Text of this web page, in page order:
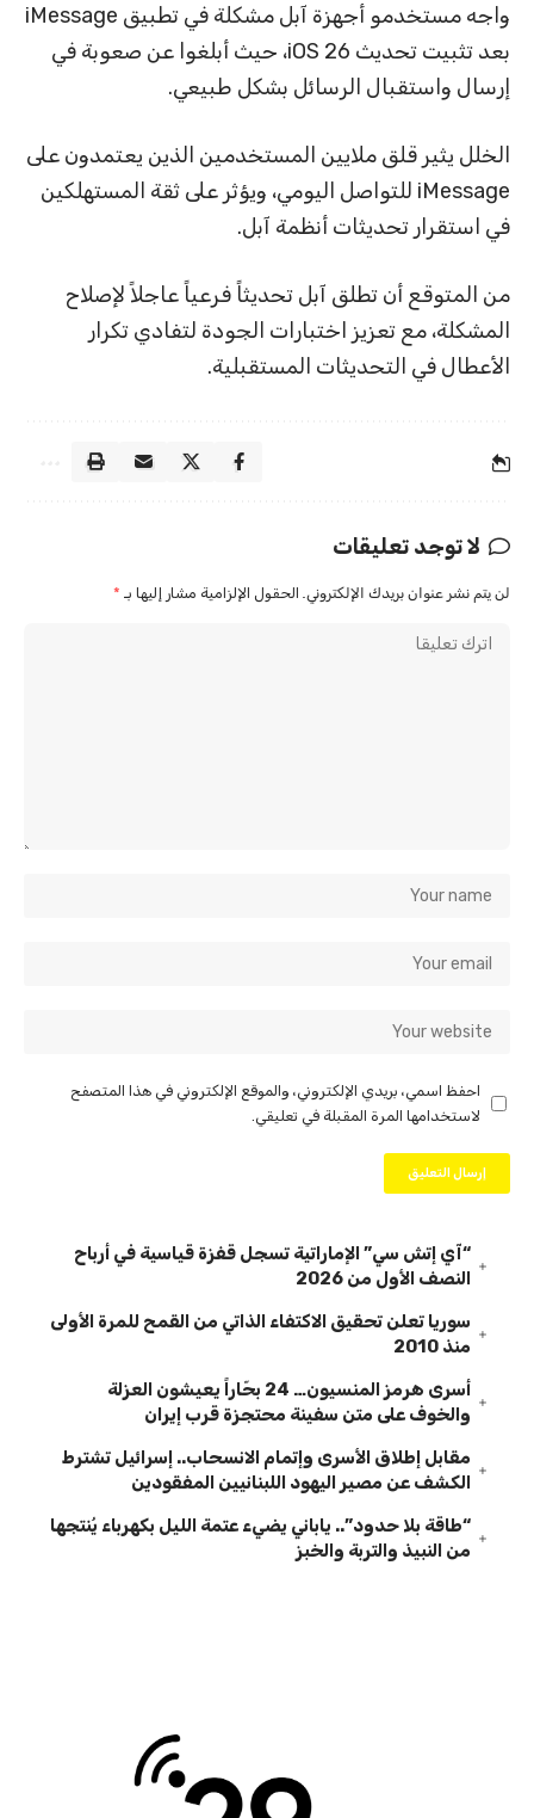
واجه مستخدمو أجهزة آبل مشكلة في تطبيق iMessage
بعد تثبيت تحديث iOS 26، حيث أبلغوا عن صعوبة في
إرسال واستقبال الرسائل بشكل طبيعي.
الخلل يثير قلق ملايين المستخدمين الذين يعتمدون على
iMessage للتواصل اليومي، ويؤثر على ثقة المستهلكين
في استقرار تحديثات أنظمة آبل.
من المتوقع أن تطلق آبل تحديثاً فرعياً عاجلاً لإصلاح
المشكلة، مع تعزيز اختبارات الجودة لتفادي تكرار
الأعطال في التحديثات المستقبلية.
لا توجد تعليقات
لن يتم نشر عنوان بريدك الإلكتروني. الحقول الإلزامية مشار إليها بـ *
احفظ اسمي، بريدي الإلكتروني، والموقع الإلكتروني في هذا المتصفح
لاستخدامها المرة المقبلة في تعليقي.
“آي إتش سي” الإماراتية تسجل قفزة قياسية في أرباح
النصف الأول من 2026
سوريا تعلن تحقيق الاكتفاء الذاتي من القمح للمرة الأولى
منذ 2010
أسرى هرمز المنسيون… 24 بحّاراً يعيشون العزلة
والخوف على متن سفينة محتجزة قرب إيران
مقابل إطلاق الأسرى وإتمام الانسحاب.. إسرائيل تشترط
الكشف عن مصير اليهود اللبنانيين المفقودين
“طاقة بلا حدود”.. ياباني يضيء عتمة الليل بكهرباء يُنتجها
من النبيذ والتربة والخبز